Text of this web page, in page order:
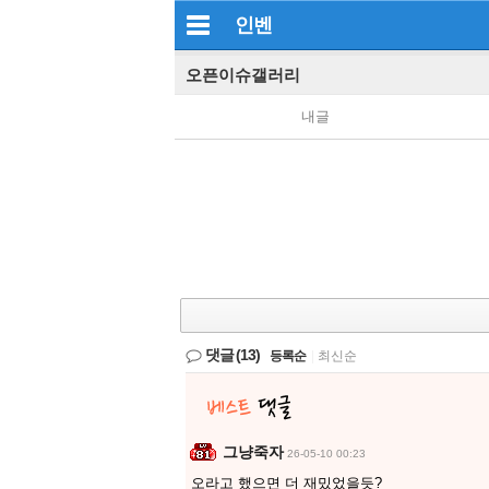
인벤
오픈이슈갤러리
내글
댓글(13) 등록순 최신순
그냥죽자 26-05-10 00:23
오라고 했으면 더 재밌었을듯?